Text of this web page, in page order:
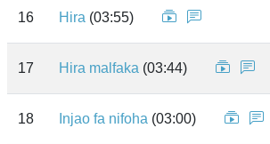
16 Hira (03:55)
17 Hira malfaka (03:44)
18 Injao fa nifoha (03:00)